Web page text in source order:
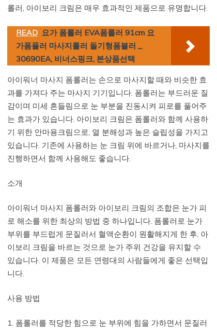
롤러, 아이보리 크림은 매우 효과적인 제품으로 유명합니다.
READ 요가 폼롤러 EVA폼롤러 91cm 요
가폼폴러 마사지롤러 돌기형폼블러 _
30690EA, 비너스핑크, 본상품선택
아이워너 마사지 폼롤러는 손으로 마사지할 때와 비슷한 효
과를 가져다 주는 마사지 기기입니다. 폼롤러는 부드러운 질
감이며 미세 흔들림으로 눈 부분을 진동시켜 피로를 풀어주
는 효과가 있습니다. 아이보리 크림은 폼롤러와 함께 사용하
기 위한 안마용크림으로, 열 분해성과 높은 슬립성을 가지고
있습니다. 기존에 사용하는 눈 크림 위에 바르거나, 마사지를
진행하면서 함께 사용해도 좋습니다.
소개
아이워너 마사지 폼롤러와 아이보리 크림의 조합은 눈가 피
로 해소를 위한 최상의 방법 중 하나입니다. 폼롤러로 눈가
부위를 부드럽게 문질러서 혈액순환이 원활해지게 한 후, 아
이보리 크림을 바르는 것으로 눈가 주위 건강을 유지할 수
있습니다. 이 제품은 모든 연령대의 사람들에게 좋은 선택입
니다.
사용 방법
1. 폼롤러를 적당한 힘으로 눈 부위에 힘을 가하면서 문질러